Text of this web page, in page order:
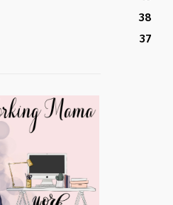
38
37